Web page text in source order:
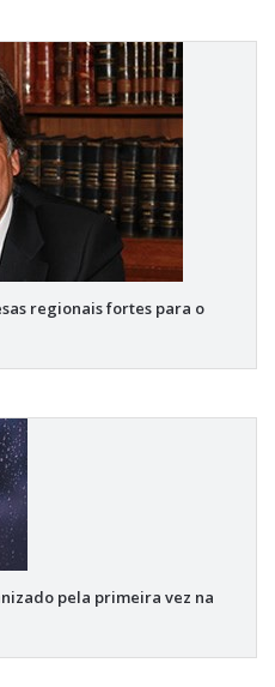
regionais fortes para o
pela primeira vez na